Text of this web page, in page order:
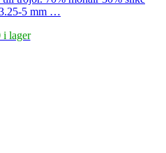
5 mm …
i lager